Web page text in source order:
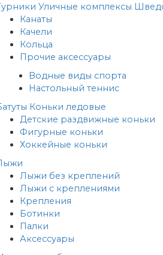
Уличные комплексы
Канаты
Качели
Кольца
Прочие аксессуары
Водные виды спорта
Настольный теннис
Коньки ледовые
Детские раздвижные коньки
Фигурные коньки
Хоккейные коньки
Лыжи без креплений
Лыжи с креплениями
Крепления
Ботинки
Палки
Аксессуары